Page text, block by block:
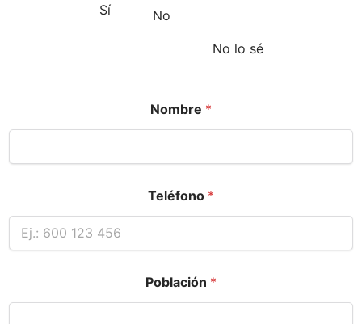
Sí No
No lo sé
Nombre *
Teléfono *
Población *